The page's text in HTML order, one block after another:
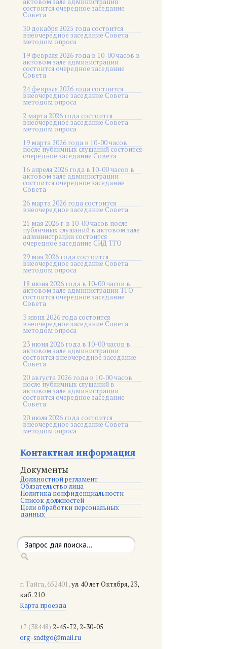
состоится очередное заседание
Совета
30 декабря 2025 года состоится
внеочередное заседание Совета
методом опроса
19 февраля 2026 года в 10-00 часов в
актовом зале администрации
состоится очередное заседание
Совета
24 февраля 2026 года состоится
внеочередное заседание Совета
методом опроса
2 марта 2026 года состоится
внеочередное заседание Совета
методом опроса
19 марта 2026 года в 10-00 часов
после публичных слушаний состоится
очередное заседание Совета
16 апреля 2026 года в 10-00 часов в
актовом зале администрации
состоится очередное заседание
Совета
26 марта 2026 года состоится
внеочередное заседание Совета
21 мая 2026 г. в 10-00 часов после
публичных слушаний в актовом зале
администрации состоится
очередное заседание СНД ТГО
29 мая 2026 года состоится
внеочередное заседание Совета
методом опроса
18 июня 2026 года в 10-00 часов в
актовом зале администрации ТГО
состоится очередное заседание
Совета
3 июня 2026 года состоится
внеочередное заседание Совета
методом опроса
23 июня 2026 года в 10-00 часов в
актовом зале администрации
состоится внеочередное заседание
Совета
20 августа 2026 года в 10-00 часов
после публичных слушаний в
актовом зале администрации
состоится очередное заседание
Совета
20 июля 2026 года состоится
внеочередное заседание Совета
методом опроса
Контактная информация
Документы
Должностной регламент
Обязательство лица
Политика конфиденциальности
Список должностей
Цели обработки персональных
данных
г. Тайга, 652401,ул. 40 лет Октября, 23,
каб. 210
Карта проезда
+7 (38448) 2-45-72, 2-30-05
org-sndtgo@mail.ru